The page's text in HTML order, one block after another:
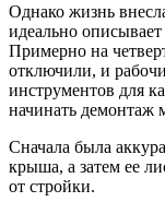
Однако жизнь
идеально
Примерно на
отключили, и
инструментов для
начинать демонтаж
Сначала была
крыша, а затем ее
от стройки.